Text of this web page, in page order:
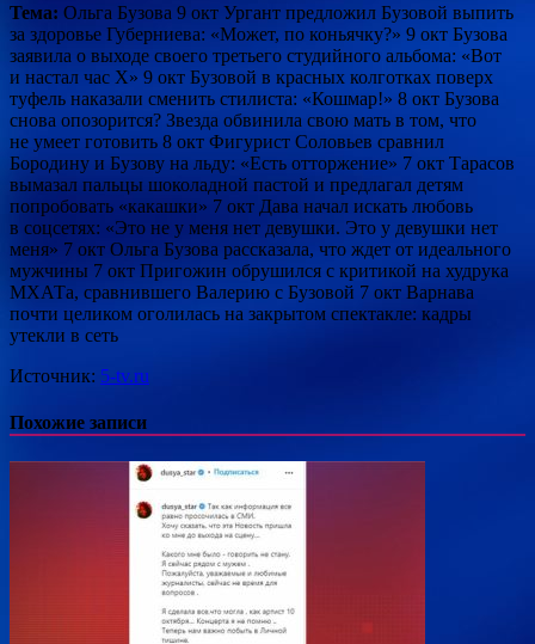
Тема: Ольга Бузова 9 окт Ургант предложил Бузовой выпить
за здоровье Губерниева: «Может, по коньячку?» 9 окт Бузова
заявила о выходе своего третьего студийного альбома: «Вот
и настал час Х» 9 окт Бузовой в красных колготках поверх
туфель наказали сменить стилиста: «Кошмар!» 8 окт Бузова
снова опозорится? Звезда обвинила свою мать в том, что
не умеет готовить 8 окт Фигурист Соловьев сравнил
Бородину и Бузову на льду: «Есть отторжение» 7 окт Тарасов
вымазал пальцы шоколадной пастой и предлагал детям
попробовать «какашки» 7 окт Дава начал искать любовь
в соцсетях: «Это не у меня нет девушки. Это у девушки нет
меня» 7 окт Ольга Бузова рассказала, что ждет от идеального
мужчины 7 окт Пригожин обрушился с критикой на худрука
МХАТа, сравнившего Валерию с Бузовой 7 окт Варнава
почти целиком оголилась на закрытом спектакле: кадры
утекли в сеть
Источник: 5-tv.ru
Похожие записи